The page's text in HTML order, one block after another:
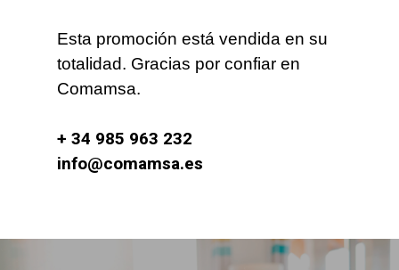
Esta promoción está vendida en su
totalidad. Gracias por confiar en
Comamsa.
+ 34 985 963 232
info@comamsa.es